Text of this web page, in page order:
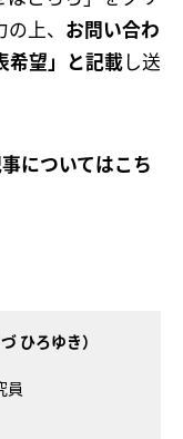
上、 お問い合わ
希望」と記載し送
についてはこち
ひろゆき）
員